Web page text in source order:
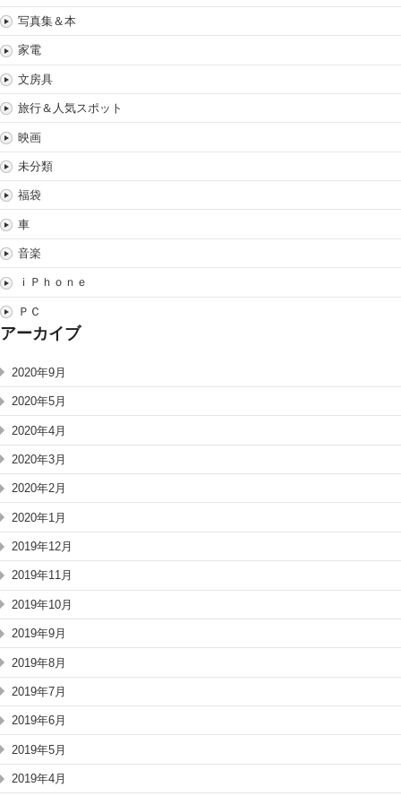
写真集＆本
家電
文房具
旅行＆人気スポット
映画
未分類
福袋
車
音楽
ｉＰｈｏｎｅ
ＰＣ
アーカイブ
2020年9月
2020年5月
2020年4月
2020年3月
2020年2月
2020年1月
2019年12月
2019年11月
2019年10月
2019年9月
2019年8月
2019年7月
2019年6月
2019年5月
2019年4月